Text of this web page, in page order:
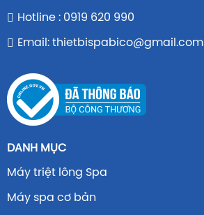
Hotline : 0919 620 990
Email: thietbispabico@gmail.com
DANH MỤC
Máy triệt lông Spa
Máy spa cơ bản